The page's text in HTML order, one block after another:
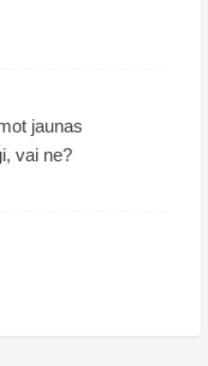
jaunas
vai ne?